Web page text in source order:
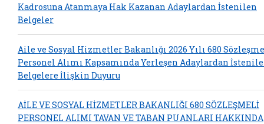
Kadrosuna Atanmaya Hak Kazanan Adaylardan İstenilen
Belgeler
Aile ve Sosyal Hizmetler Bakanlığı 2026 Yılı 680
Personel Alımı Kapsamında Yerleşen Adaylardan
Belgelere İlişkin Duyuru
AİLE VE SOSYAL HİZMETLER BAKANLIĞI 680 SÖZLEŞMELİ
PERSONEL ALIMI TAVAN VE TABAN PUANLARI HAKKINDA